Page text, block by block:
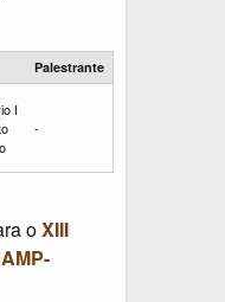
Palestrante
I
-
oXIII